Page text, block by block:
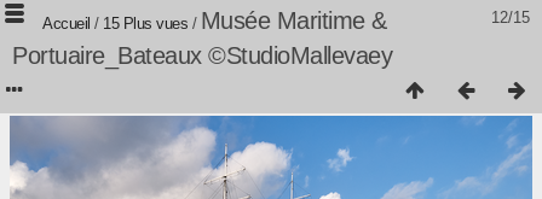
12/15
Accueil / 15 Plus vues / Musée Maritime &
Portuaire_Bateaux ©StudioMallevaey